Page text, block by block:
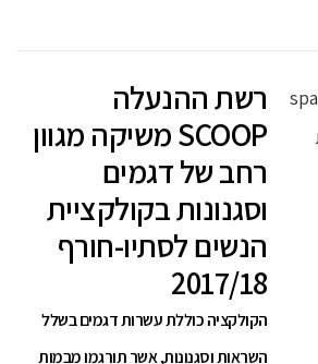
רשת ההנעלה
SCOOP משיקה מגוון
רחב של דגמים
וסגנונות בקולקציית
הנשים לסתיו-חורף
2017/18
הקולקציה כוללת עשרות דגמים בשלל
השראות וסגנונות, אשר תורגמו מבמות